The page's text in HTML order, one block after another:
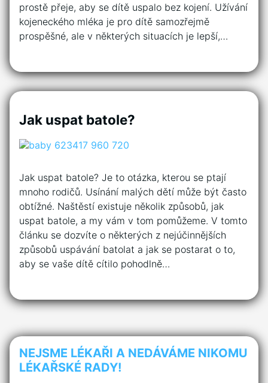
prostě přeje, aby se dítě uspalo bez kojení. Užívání
kojeneckého mléka je pro dítě samozřejmě
prospěšné, ale v některých situacích je lepší,…
Jak uspat batole?
Jak uspat batole? Je to otázka, kterou se ptají
mnoho rodičů. Usínání malých dětí může být často
obtížné. Naštěstí existuje několik způsobů, jak
uspat batole, a my vám v tom pomůžeme. V tomto
článku se dozvíte o některých z nejúčinnějších
způsobů uspávání batolat a jak se postarat o to,
aby se vaše dítě cítilo pohodlně…
NEJSME LÉKAŘI A NEDÁVÁME NIKOMU
LÉKAŘSKÉ RADY!